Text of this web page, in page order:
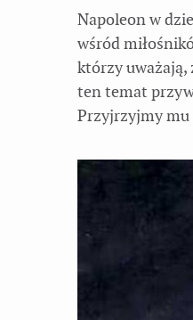
Napoleon w
wśród
którzy uważają,
ten temat
Przyjrzyjmy mu